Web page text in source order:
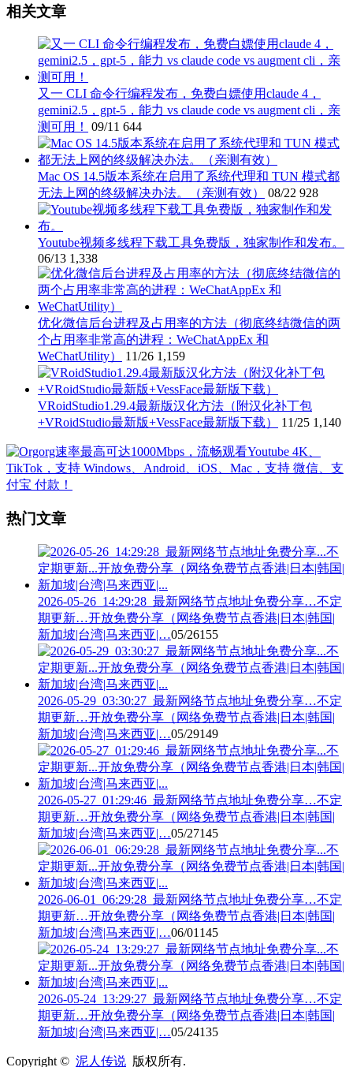
相关文章
又一 CLI 命令行编程发布，免费白嫖使用claude 4，
gemini2.5，gpt-5，能力 vs claude code vs augment cli，亲
测可用！
09/11 644
Mac OS 14.5版本系统在启用了系统代理和 TUN 模式都
无法上网的终级解决办法。（亲测有效）
08/22 928
Youtube视频多线程下载工具免费版，独家制作和发布。
06/13 1,338
优化微信后台进程及占用率的方法（彻底终结微信的两
个占用率非常高的进程：WeChatAppEx 和
WeChatUtility）
11/26 1,159
VRoidStudio1.29.4最新版汉化方法（附汉化补丁包
+VRoidStudio最新版+VessFace最新版下载）
11/25 1,140
热门文章
2026-05-26_14:29:28_最新网络节点地址免费分享…不定
期更新…开放免费分享（网络免费节点香港|日本|韩国|
新加坡|台湾|马来西亚|…05/26155
2026-05-29_03:30:27_最新网络节点地址免费分享…不定
期更新…开放免费分享（网络免费节点香港|日本|韩国|
新加坡|台湾|马来西亚|…05/29149
2026-05-27_01:29:46_最新网络节点地址免费分享…不定
期更新…开放免费分享（网络免费节点香港|日本|韩国|
新加坡|台湾|马来西亚|…05/27145
2026-06-01_06:29:28_最新网络节点地址免费分享…不定
期更新…开放免费分享（网络免费节点香港|日本|韩国|
新加坡|台湾|马来西亚|…06/01 145
2026-05-24_13:29:27_最新网络节点地址免费分享…不定
期更新…开放免费分享（网络免费节点香港|日本|韩国|
新加坡|台湾|马来西亚|…05/24135
Copyright © 泥人传说 版权所有.